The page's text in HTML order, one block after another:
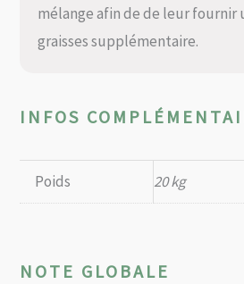
mélange afin de de leur fournir
graisses supplémentaire.
INFOS
Poids 20 kg
NOTE GLOBALE